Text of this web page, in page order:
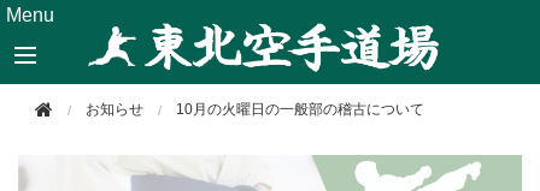
Menu
お知らせ 10月の火曜日の一般部の稽古について